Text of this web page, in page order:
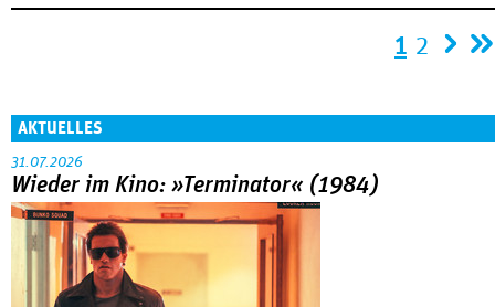
1 2
AKTUELLES
31.07.2026
Wieder im Kino: »Terminator« (1984)